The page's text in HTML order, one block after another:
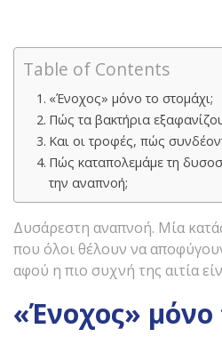
Table of Contents
«Ένοχος» μόνο το στομάχι;
Πώς τα βακτήρια
Και οι τροφές, πώς
Πώς καταπολεμάμε τη
την αναπνοή;
Δυσάρεστη αναπνοή. Μία
που όλοι θέλουν να
αφού η πιο συχνή της αιτία
«Ένοχος» μόνο